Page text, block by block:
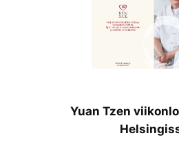
Yuan Tzen